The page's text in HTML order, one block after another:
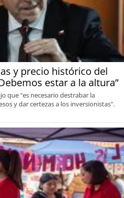
y precio histórico del
estar a la altura”
que "es necesario destrabar la
y dar certezas a los inversionistas".